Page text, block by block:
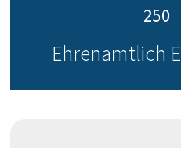
250
Ehrenamtlich